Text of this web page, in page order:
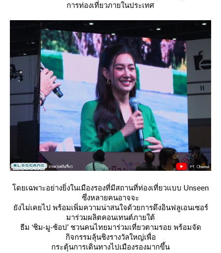
การท่องเที่ยวภายในประเทศ
ดยเฉพาะอย่างยิ่งในเมืองรองที่มีสถานที่ท่องเที่ยวแบบ Unseen
ซึ่งหลายคนอาจจะ
ังไม่เคยไป พร้อมเพิ่มความน่าสนใจด้วยการดึงอินฟลูเอนเซอร์
มาร่วมผลิตคอนเทนต์ภายใต้
ธีม ‘ชิม-มู-ช้อป’ ชวนคนไทยมาร่วมเที่ยวตามรอย พร้อมจัด
กิจกรรมลุ้นชิงรางวัลใหญ่เพื่อ
กระตุ้นการเดินทางไปเมืองรองมากขึ้น